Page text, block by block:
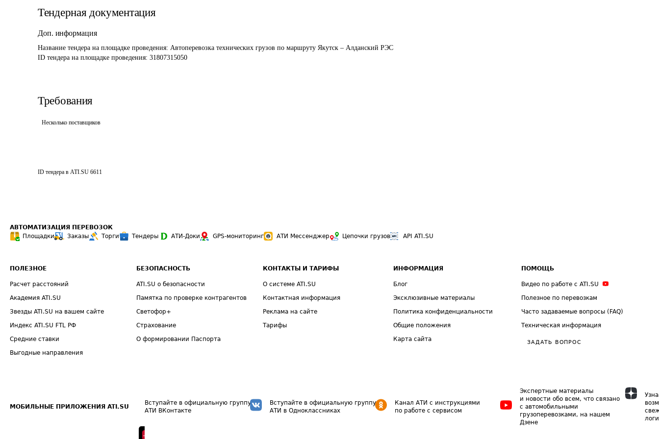
Тендерная документация
Доп. информация
Название тендера на площадке проведения: Автоперевозка технических грузов по маршруту Якутск – Алданский РЭС
ID тендера на площадке проведения: 31807315050
Требования
Несколько поставщиков
ID тендера в ATI.SU 6611
АВТОМАТИЗАЦИЯ ПЕРЕВОЗОК
Площадки
Заказы Торги Тендеры АТИ-Доки GPS-мониторинг АТИ Мессенджер Цепочки грузов API ATI.SU
ПОЛЕЗНОЕ
Расчет расстояний
Академия ATI.SU
Звезды ATI.SU на вашем сайте
Индекс ATI.SU FTL РФ
Средние ставки
Выгодные направления
БЕЗОПАСНОСТЬ
ATI.SU о безопасности
Памятка по проверке контрагентов
Светофор+
Страхование
О формировании Паспорта
КОНТАКТЫ И ТАРИФЫ
О системе ATI.SU
Контактная информация
Реклама на сайте
Тарифы
ИНФОРМАЦИЯ
Блог
Эксклюзивные материалы
Политика конфиденциальности
Общие положения
Карта сайта
ПОМОЩЬ
Видео по работе с ATI.SU
Полезное по перевозкам
Часто задаваемые вопросы (FAQ)
Техническая информация
ЗАДАТЬ ВОПРОС
МОБИЛЬНЫЕ ПРИЛОЖЕНИЯ ATI.SU
Вступайте в официальную группу
АТИ ВКонтакте
Вступайте в официальную группу
АТИ в Одноклассниках
Канал АТИ с инструкциями
по работе с сервисом
Экспертные материалы
и новости обо всем, что связано
с автомобильными
грузоперевозками, на нашем
Дзене